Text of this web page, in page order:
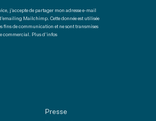
j’accepte de partager mon adresse e-mail
Mailchimp. Cette donnée est utilisée
fins de communication et ne sont transmises
commercial. Plus d’infos
Presse